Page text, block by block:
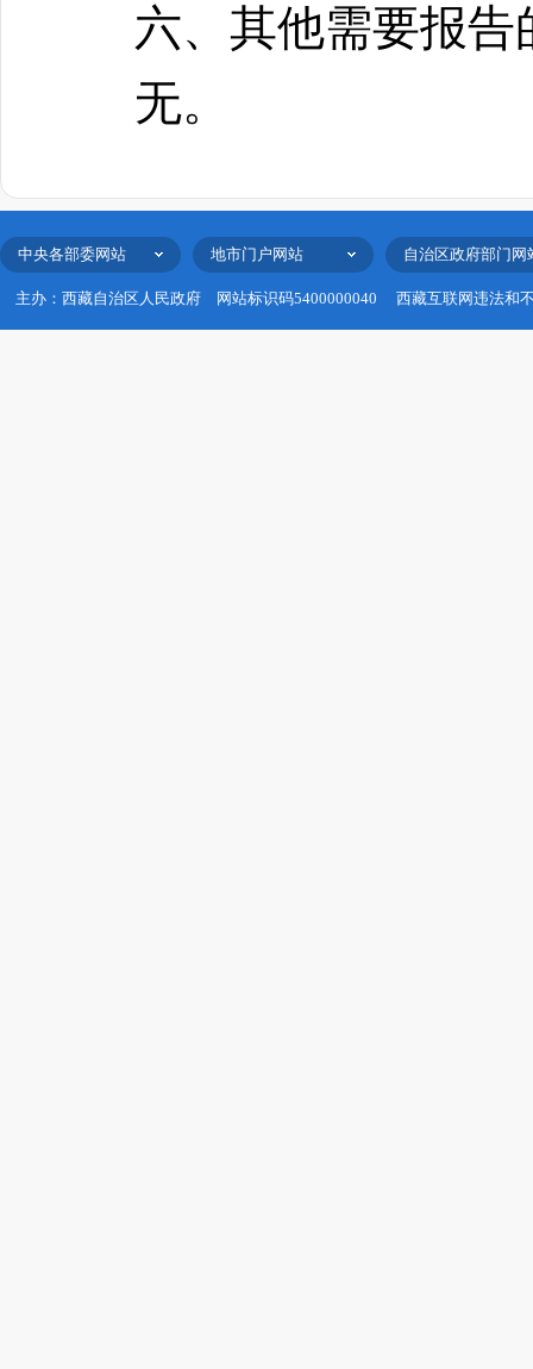
六、其他需要报告
无。
中央各部委网站 地市门户网站 自治区政府部门网
主办：西藏自治区人民政府 网站标识码5400000040 西藏互联网违法和